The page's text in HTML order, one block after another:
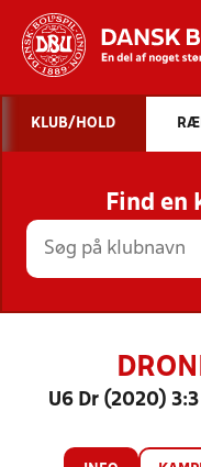
STILLINGER,
KLUB/HOLD
Find en
U6 Dr (2020)